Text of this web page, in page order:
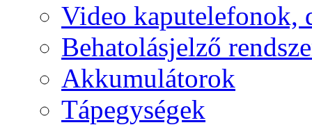
Video kaputelefonok,
Behatolásjelző
Akkumulátorok
Tápegységek